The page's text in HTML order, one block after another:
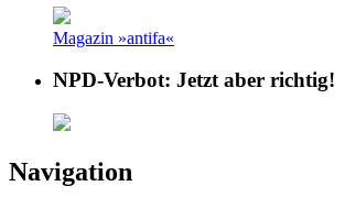
Magazin »antifa«
NPD-Verbot: Jetzt aber richtig!
Navigation